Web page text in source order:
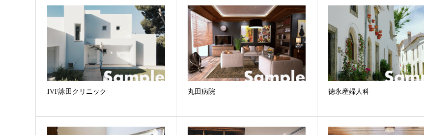
IVF詠田クリニック 丸田病院 徳永産婦人科